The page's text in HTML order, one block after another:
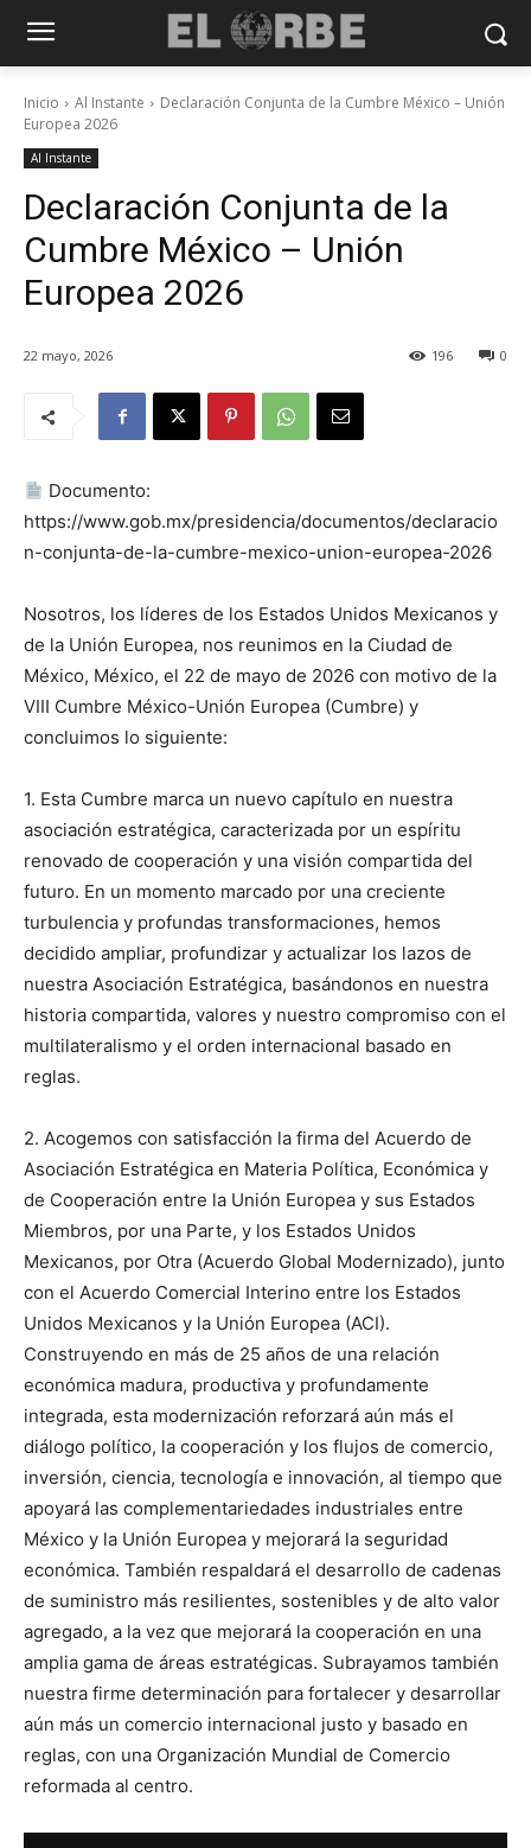
Inicio Al Instante
Declaración Conjunta de la Cumbre México – Unión
Europea 2026
Al Instante
Declaración Conjunta de la
Cumbre México – Unión
Europea 2026
22 mayo, 2026 0
196
Documento:
https://www.gob.mx/presidencia/documentos/declaracio
n-conjunta-de-la-cumbre-mexico-union-europea-2026
Nosotros, los líderes de los Estados Unidos Mexicanos y
de la Unión Europea, nos reunimos en la Ciudad de
México, México, el 22 de mayo de 2026 con motivo de la
VIII Cumbre México-Unión Europea (Cumbre) y
concluimos lo siguiente:
1. Esta Cumbre marca un nuevo capítulo en nuestra
asociación estratégica, caracterizada por un espíritu
renovado de cooperación y una visión compartida del
futuro. En un momento marcado por una creciente
turbulencia y profundas transformaciones, hemos
decidido ampliar, profundizar y actualizar los lazos de
nuestra Asociación Estratégica, basándonos en nuestra
historia compartida, valores y nuestro compromiso con el
multilateralismo y el orden internacional basado en
reglas.
2. Acogemos con satisfacción la firma del Acuerdo de
Asociación Estratégica en Materia Política, Económica y
de Cooperación entre la Unión Europea y sus Estados
Miembros, por una Parte, y los Estados Unidos
Mexicanos, por Otra (Acuerdo Global Modernizado), junto
con el Acuerdo Comercial Interino entre los Estados
Unidos Mexicanos y la Unión Europea (ACI).
Construyendo en más de 25 años de una relación
económica madura, productiva y profundamente
integrada, esta modernización reforzará aún más el
diálogo político, la cooperación y los flujos de comercio,
inversión, ciencia, tecnología e innovación, al tiempo que
apoyará las complementariedades industriales entre
México y la Unión Europea y mejorará la seguridad
económica. También respaldará el desarrollo de cadenas
de suministro más resilientes, sostenibles y de alto valor
agregado, a la vez que mejorará la cooperación en una
amplia gama de áreas estratégicas. Subrayamos también
nuestra firme determinación para fortalecer y desarrollar
aún más un comercio internacional justo y basado en
reglas, con una Organización Mundial de Comercio
reformada al centro.